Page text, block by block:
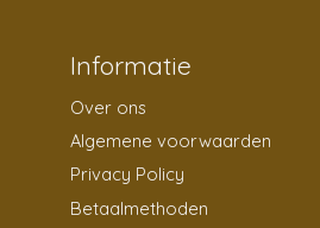
Informatie
Over ons
Algemene voorwaarden
Privacy Policy
Betaalmethoden